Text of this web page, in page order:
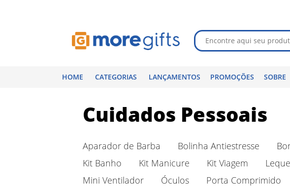
HOME CATEGORIAS LANÇAMENTOS PROMOÇÕES SOBRE
Cuidados Pessoais
Aparador de Barba Bolinha Antiestresse
Kit Banho
Kit Manicure Kit Viagem Leque
Mini Ventilador
Óculos Porta Comprimido